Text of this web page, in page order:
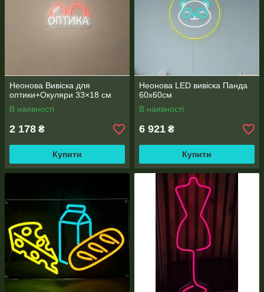
Неонова Вивіска для
оптики+Окуляри 33×18 см
В наявності
2 178 ₴
Купити
Неонова LED вивіска Панда
60х60см
В наявності
6 921 ₴
Купити